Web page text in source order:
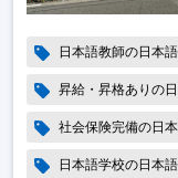
日本語教師の日本
昇給・昇格ありの
社会保険完備の日
日本語学校の日本